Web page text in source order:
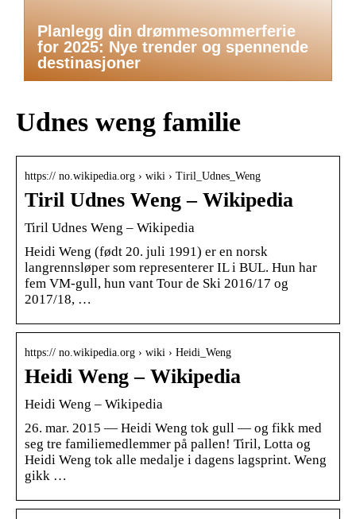
Planlegg din drømmesommerferie
for 2025: Nye trender og spennende
destinasjoner
Udnes weng familie
https:// no.wikipedia.org › wiki › Tiril_Udnes_Weng
Tiril Udnes Weng – Wikipedia
Tiril Udnes Weng – Wikipedia
Heidi Weng (født 20. juli 1991) er en norsk
langrennsløper som representerer IL i BUL. Hun har
fem VM-gull, hun vant Tour de Ski 2016/17 og
2017/18, …
https:// no.wikipedia.org › wiki › Heidi_Weng
Heidi Weng – Wikipedia
Heidi Weng – Wikipedia
26. mar. 2015 — Heidi Weng tok gull — og fikk med
seg tre familiemedlemmer på pallen! Tiril, Lotta og
Heidi Weng tok alle medalje i dagens lagsprint. Weng
gikk …